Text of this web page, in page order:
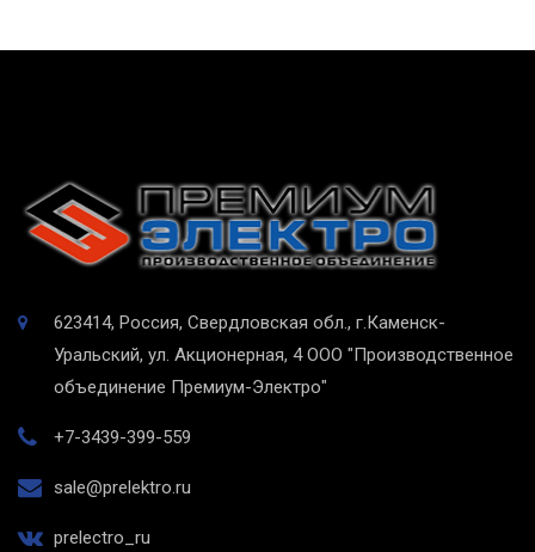
623414, Россия, Свердловская обл., г.Каменск-
Уральский, ул. Акционерная, 4 ООО "Производственное
объединение Премиум-Электро"
+7-3439-399-559
sale@prelektro.ru
prelectro_ru